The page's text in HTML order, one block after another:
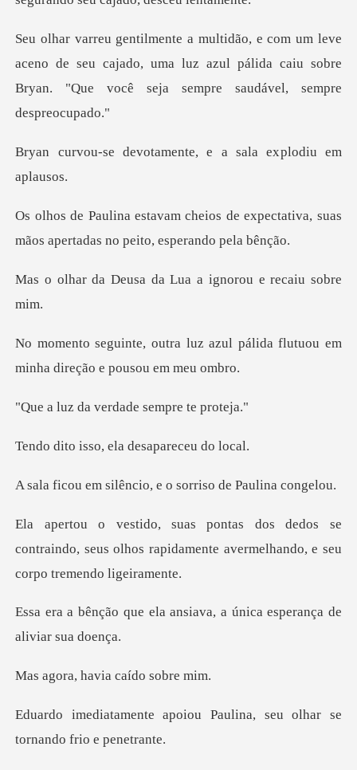
ceno de seu cajado, uma luz azul pálida caiu sobre
Bryan
tamente, e a sala ex
de expectativa, suas
mãos apertad
a da Lua a ignorou
azul pálida flutuou em
minha
verdade semp
o, ela desapar
êncio, e o sorriso
se
contraindo, seus olhos rapidamente averm
ansiava, a única esperan
havia caído
ou Paulina, seu olhar se
t